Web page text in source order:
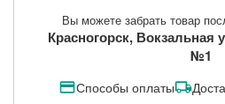
Вы можете забрать товар
Красногорск, Вокзальная
№1
Способы оплаты